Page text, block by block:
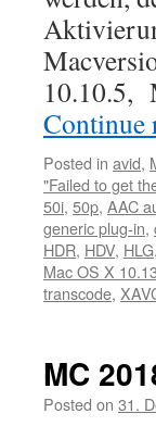
10.10.5,
Continue
Posted in avid,
"Failed to get
50i, 50p, AAC
generic plug-in,
HDR, HDV, HLG,
Mac OS X
transcode,
MC
Posted on 31.